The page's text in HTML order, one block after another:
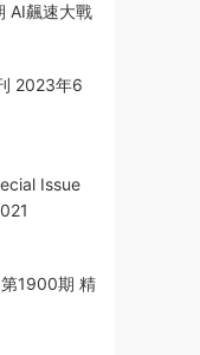
AI飆速大戰
2023年6
Issue
1900期 精